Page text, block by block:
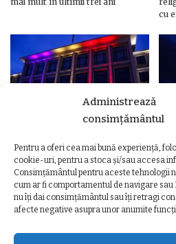
Administrează
consimțământul
Pentru a oferi cea mai bună experiență,
cookie-uri, pentru a stoca și/sau accesa
Consimțământul pentru aceste tehnologii
cum ar fi comportamentul de navigare
nu îți dai consimțământul sau îți retragi
afecte negative asupra unor anumite
cu
Ziua Unirii Principatelor Române
– Clădiri și poduri din Cluj,
iluminate în culorile drapelului